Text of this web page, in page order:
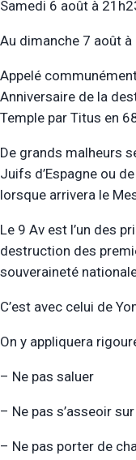
Samedi 6 août à
Au dimanche 7 août à
Appelé
Anniversaire de la
Temple par Titus en
De grands malheurs
Juifs d’Espagne ou
lorsque arrivera le
Le 9 Av est l’un des
destruction des
souveraineté
C’est avec celui de
On y appliquera
– Ne pas saluer
– Ne pas s’asseoir
– Ne pas porter de